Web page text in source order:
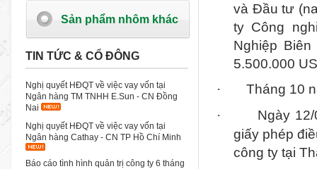
Sản phẩm nhôm khác
TIN TỨC & CỔ ĐÔNG
Nghị quyết HĐQT về việc vay vốn tại
Ngân hàng TM TNHH E.Sun - CN Đồng
Nai
Nghị quyết HĐQT về việc vay vốn tại
Ngân hàng Cathay - CN TP Hồ Chí Minh
Báo cáo tình hình quản trị công ty 6 tháng
và Đầu tư
ty Công
Nghiệp
5.500.000
· Tháng 10
·
Ngày
giấy phép
công ty tại